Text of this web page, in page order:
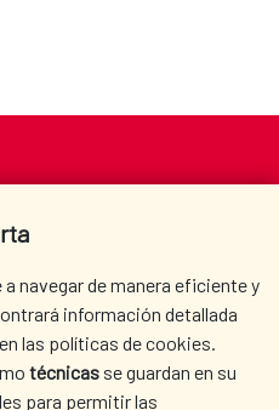
navegar de manera eficiente y
información detallada
las políticas de cookies.
técnicas se guardan en su
para permitir las
OÙ NOUS COOPÉRONS
SALLE DE PRESSE